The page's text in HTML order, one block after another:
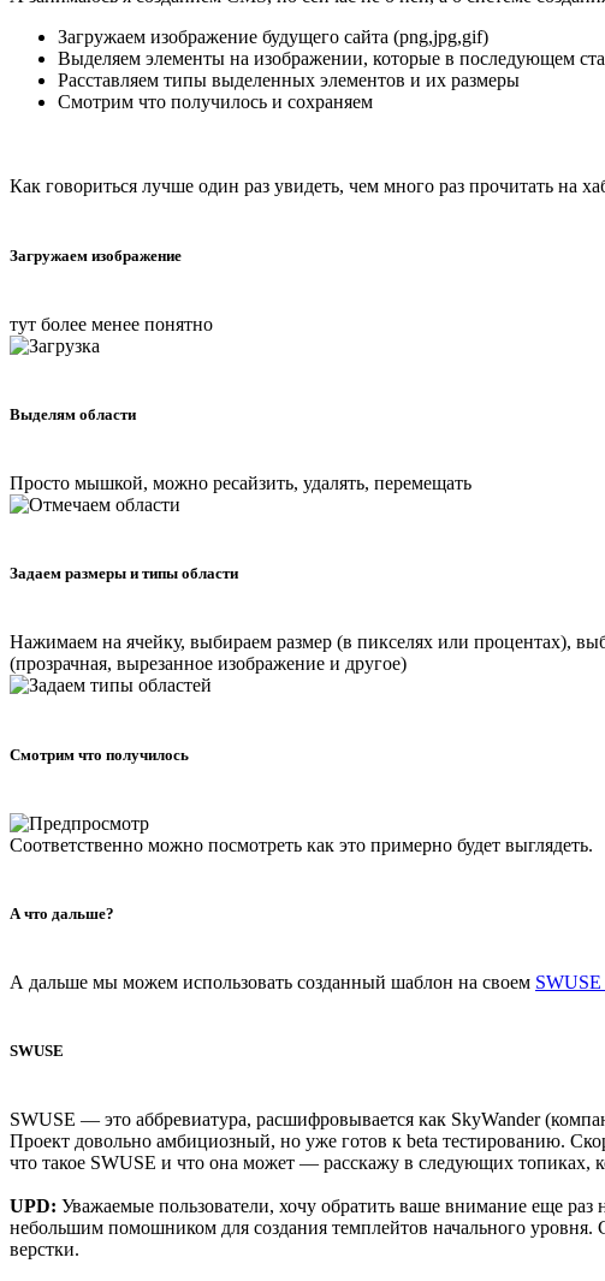
Загружаем изображение будущего сайта (png,jpg,gif)
Выделяем элементы на изображении, которые в последующем
Расставляем типы выделенных элементов и их размеры
Смотрим что получилось и сохраняем
Как говориться лучше один раз увидеть, чем много раз прочитать на
Загружаем изображение
тут более менее понятно
Выделям области
Просто мышкой, можно ресайзить, удалять, перемещать
Задаем размеры и типы области
Нажимаем на ячейку, выбираем размер (в пикселях или процентах),
(прозрачная, вырезанное изображение и другое)
Смотрим что получилось
Соответственно можно посмотреть как это примерно будет выглядеть.
А что дальше?
А дальше мы можем использовать созданный шаблон на своем SWUSE
SWUSE
SWUSE — это аббревиатура, расшифровывается как SkyWander
Проект довольно амбициозный, но уже готов к beta тестированию.
что такое SWUSE и что она может — расскажу в следующих топиках,
UPD: Уважаемые пользователи, хочу обратить ваше внимание еще раз
небольшим помошником для создания темплейтов начального
верстки.